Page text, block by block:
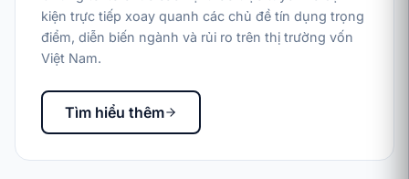
kiện trực tiếp xoay quanh các chủ đề tín dụng trọng
điểm, diễn biến ngành và rủi ro trên thị trường vốn
Việt Nam.
Tìm hiểu thêm